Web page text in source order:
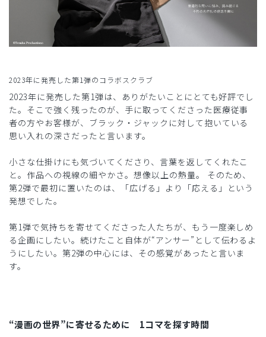
2023年に発売した第1弾のコラボスクラブ
2023年に発売した第1弾は、ありがたいことにとても好評でし
た。そこで強く残ったのが、手に取ってくださった医療従事
者の方やお客様が、ブラック・ジャックに対して抱いている
思い入れの深さだったと言います。
小さな仕掛けにも気づいてくださり、言葉を返してくれたこ
と。作品への視線の細やかさ。想像以上の熱量。 そのため、
第2弾で最初に置いたのは、「広げる」より「応える」という
発想でした。
第1弾で気持ちを寄せてくださった人たちが、もう一度楽しめ
る企画にしたい。続けたこと自体が“アンサー”として伝わるよ
うにしたい。第2弾の中心には、その感覚があったと言いま
す。
“漫画の世界”に寄せるために 1コマを探す時間